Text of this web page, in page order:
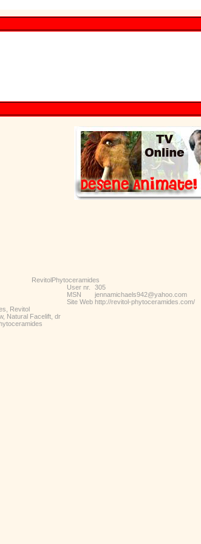
RevitolPhytoceramides
Revitol
Natural Facelift, dr
User nr.
305
MSN
jennamichaels942@yahoo.com
Site Web http://revitol-phytoceramides.com/